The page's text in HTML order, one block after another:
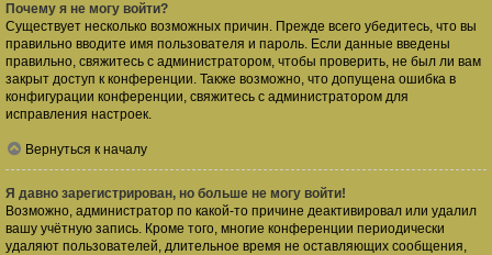
Почему я не могу войти?
Существует несколько возможных причин. Прежде всего убедитесь, что вы
правильно вводите имя пользователя и пароль. Если данные введены
правильно, свяжитесь с администратором, чтобы проверить, не был ли вам
закрыт доступ к конференции. Также возможно, что допущена ошибка в
конфигурации конференции, свяжитесь с администратором для
исправления настроек.
Вернуться к началу
Я давно зарегистрирован, но больше не могу войти!
Возможно, администратор по какой-то причине деактивировал или удалил
вашу учётную запись. Кроме того, многие конференции периодически
удаляют пользователей, длительное время не оставляющих сообщения,